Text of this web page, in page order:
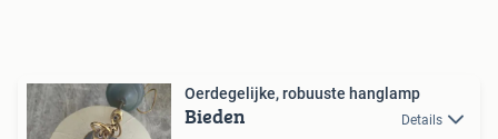
Oerdegelijke, robuuste hanglamp
Bieden Details